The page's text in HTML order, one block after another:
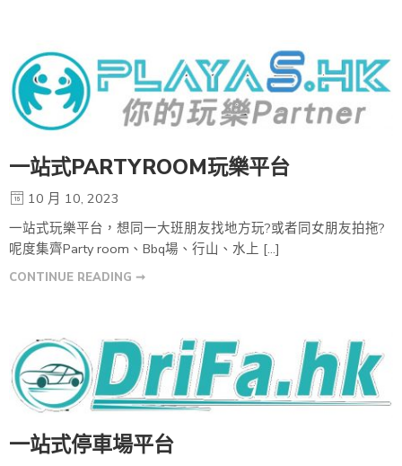
一站式PARTYROOM玩樂平台
10 月 10, 2023
一站式玩樂平台，想同一大班朋友找地方玩?或者同女朋友拍拖?
呢度集齊Party room、Bbq場、行山、水上 […]
CONTINUE READING ➞
一站式停車場平台